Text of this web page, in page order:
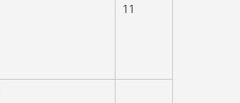
11